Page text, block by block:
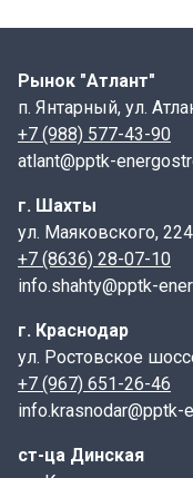
Рынок "Атлант"
п. Янтарный, ул.
+7 (988) 577-43-90
atlant@pptk-
г. Шахты
ул. Маяковского,
+7 (8636) 28-07-10
info.shahty@pptk-
г. Краснодар
ул. Ростовское
+7 (967) 651-26-46
info.krasnodar@pptk-
ст-ца Динская